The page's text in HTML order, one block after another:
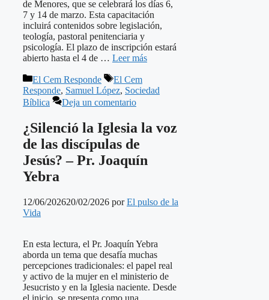
de Menores, que se celebrará los días 6,
7 y 14 de marzo. Esta capacitación
incluirá contenidos sobre legislación,
teología, pastoral penitenciaria y
psicología. El plazo de inscripción estará
abierto hasta el 4 de … Leer más
Categorías
El Cem Responde Etiquetas
El Cem
Responde, Samuel López, Sociedad
Bíblica
Deja un comentario
¿Silenció la Iglesia la voz
de las discípulas de
Jesús? – Pr. Joaquín
Yebra
12/06/202620/02/2026 porEl pulso de la
Vida
En esta lectura, el Pr. Joaquín Yebra
aborda un tema que desafía muchas
percepciones tradicionales: el papel real
y activo de la mujer en el ministerio de
Jesucristo y en la Iglesia naciente. Desde
el inicio, se presenta como una